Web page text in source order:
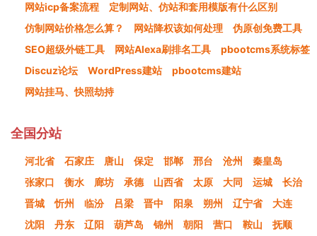
网站icp备案流程
定制网站、仿站和套用模版有什么区别
仿制网站价格怎么算？
网站降权该如何处理
伪原创免费工具
SEO超级外链工具
网站Alexa刷排名工具
pbootcms系统标签
Discuz论坛
WordPress建站
pbootcms建站
网站挂马、快照劫持
全国分站
河北省 石家庄 唐山 保定 邯郸 邢台 沧州
秦皇岛
张家口
衡水 廊坊 承德 山西省 太原 大同 运城
长治
晋城
忻州 临汾 吕梁 晋中 阳泉 朔州 辽宁省
大连
沈阳
丹东 辽阳 葫芦岛 锦州 朝阳 营口 鞍山
抚顺